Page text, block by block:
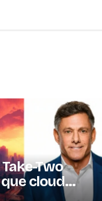
Take-Two
cloud
multiplicará